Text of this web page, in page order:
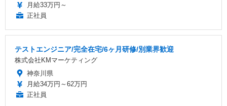
月給33万円～
正社員
テストエンジニア/完全在宅/6ヶ月研修/別業界歓迎
株式会社KMマーケティング
神奈川県
月給34万円～62万円
正社員